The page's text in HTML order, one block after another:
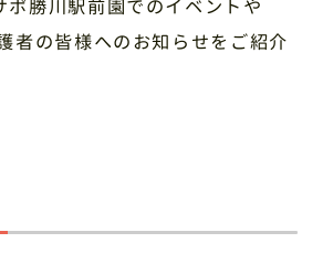
県春日井市勝川町6丁目151番地
ポ勝川駅前園でのイベントや
者の皆様へのお知らせをご紹介